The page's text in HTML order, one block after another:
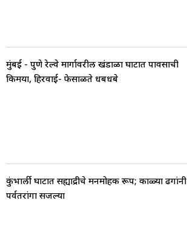
मुंबई - पुणे रेल्वे मार्गावरील खंडाळा घाटात पावसाची
किमया, हिरवाई- फेसाळते धबधबे
कुंभार्ली घाटात सह्याद्रीचे मनमोहक रूप; काळ्या ढगांनी
पर्वतरांगा सजल्या